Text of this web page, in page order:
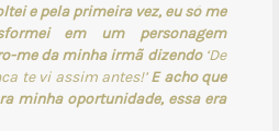
e pela primeira vez, eu só me
em um personagem
me da minha irmã dizendo ‘De
te vi assim antes!’E acho que
minha oportunidade, essa era